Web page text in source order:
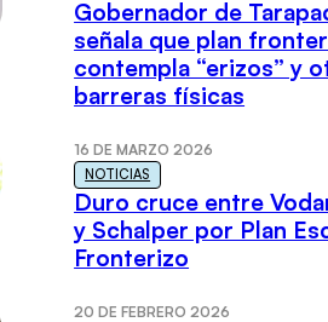
Gobernador de
señala que plan
contempla “erizos” y
barreras físicas
16 DE MARZO 2026
NOTICIAS
Duro cruce entre
y Schalper por Plan
Fronterizo
20 DE FEBRERO 2026